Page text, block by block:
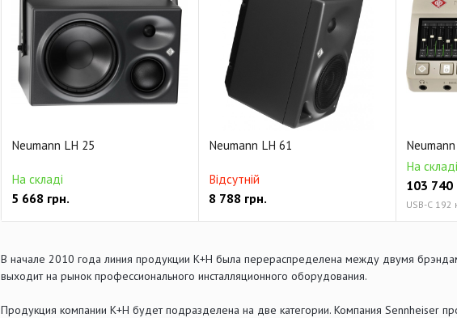
Neumann LH 25
На складі
5 668 грн.
Neumann LH 61
Відсутній
8 788 грн.
На складі
103 740
USB-C 192
В начале 2010 года линия продукции K+H была перераспределена между двумя
выходит на рынок профессионального инсталляционного оборудования.
Продукция компании K+H будет подразделена на две категории. Компания Sennheiser